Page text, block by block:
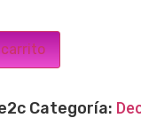
Categoría: